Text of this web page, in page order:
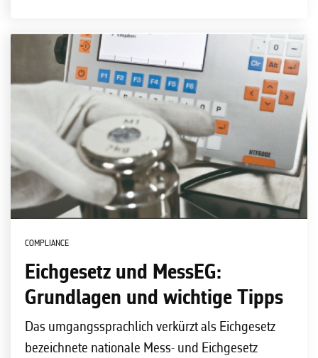
COMPLIANCE
Eichgesetz und MessEG:
Grundlagen und wichtige Tipps
Das umgangssprachlich verkürzt als Eichgesetz
bezeichnete nationale Mess- und Eichgesetz